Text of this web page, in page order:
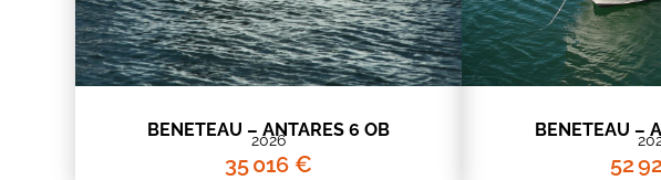
BENETEAU – ANTARES 6 OB
2026
35 016 €
BENETEAU –
52